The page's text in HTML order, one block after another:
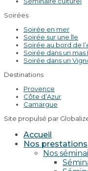
Soirées
Soirée en mer
Soirée sur une île
Soirée au bord de
Soirée dans un mas
Soirée dans un
Destinations
Provence
Côte d’Azur
Camargue
Site propulsé par
Accueil
Nos prestations
Nos